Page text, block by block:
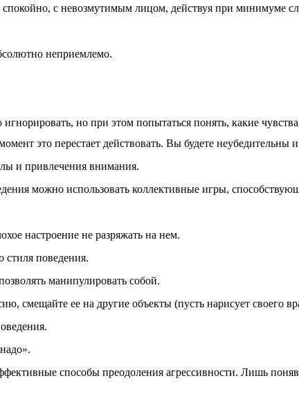
спокойно, с невозмутимым лицом, действуя при минимуме
неприемлемо.
но при этом попытаться понять, какие
это перестает действовать. Вы будете неубедительны
и привлечения внимания.
можно использовать коллективные игры,
настроение не разряжать на нем.
стиля поведения.
манипулировать собой.
смещайте ее на другие объекты (пусть нарисует своего
способы преодоления агрессивности. Лишь